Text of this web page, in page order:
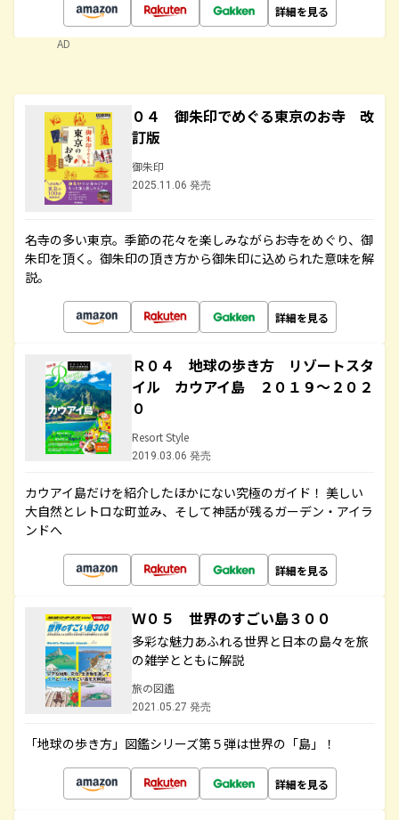
詳細を見る
AD
０４ 御朱印でめぐる東京のお寺 改
訂版
御朱印
2025.11.06 発売
名寺の多い東京。季節の花々を楽しみながらお寺をめぐり、御
朱印を頂く。御朱印の頂き方から御朱印に込められた意味を解
説。
詳細を見る
Ｒ０４ 地球の歩き方 リゾートスタ
イル カウアイ島 ２０１９～２０２
０
Resort Style
2019.03.06 発売
カウアイ島だけを紹介したほかにない究極のガイド！ 美しい
大自然とレトロな町並み、そして神話が残るガーデン・アイラ
ンドへ
詳細を見る
Ｗ０５ 世界のすごい島３００
多彩な魅力あふれる世界と日本の島々を旅
の雑学とともに解説
旅の図鑑
2021.05.27 発売
「地球の歩き方」図鑑シリーズ第５弾は世界の「島」！
詳細を見る